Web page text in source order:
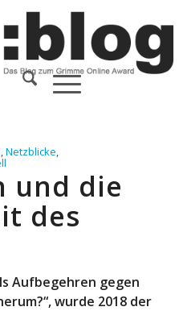
,Netzblicke,
und die
des
Aufbegehren gegen
wurde 2018 der